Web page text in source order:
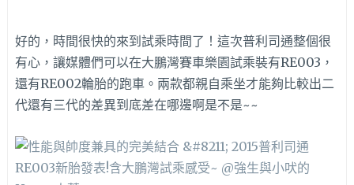
好的，時間很快的來到試乘時間了！這次普利司通整個很
有心，讓媒體們可以在大鵬灣賽車樂園試乘裝有RE003，
還有RE002輪胎的跑車。兩款都親自乘坐才能夠比較出二
代還有三代的差異到底差在哪邊啊是不是~~